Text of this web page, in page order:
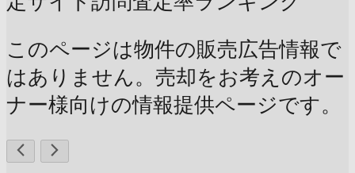
このページは物件の販売広告情報で
はありません。売却をお考えのオー
ナー様向けの情報提供ページです。